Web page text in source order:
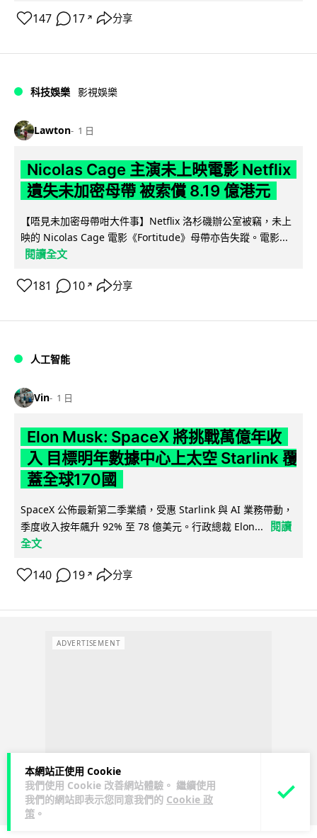
本網站正使用 Cookie
我們使用 Cookie 改善網站體驗。 繼續使用
我們的網站即表示您同意我們的 Cookie 政
策 。
147 17 ↗ 分享
科技娛樂 影視娛樂
Lawton 1 日
Nicolas Cage 主演未上映電影 Netflix
遺失未加密母帶 被索償 8.19 億港元
【唔見未加密母帶咁大件事】Netflix 洛杉磯辦公室被竊，未上
映的 Nicolas Cage 電影《Fortitude》母帶亦告失蹤。電影...
閱讀全文
181 10 ↗ 分享
人工智能
Vin 1 日
Elon Musk: SpaceX 將挑戰萬億年收
入 目標明年數據中心上太空 Starlink 覆
蓋全球170國
SpaceX 公佈最新第二季業績，受惠 Starlink 與 AI 業務帶動，
季度收入按年飆升 92% 至 78 億美元。行政總裁 Elon...
閱讀
全文
140 19 ↗ 分享
ADVERTISEMENT